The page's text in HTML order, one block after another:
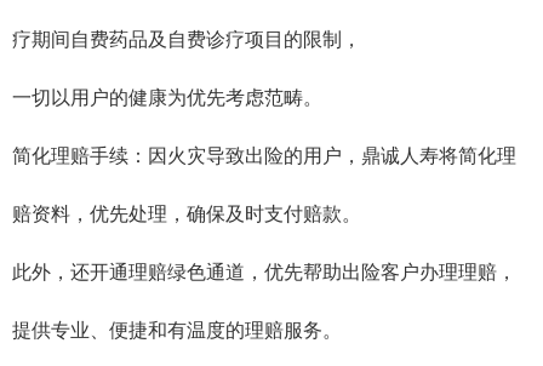
疗期间自费药品及自费诊疗项目的限制，
一切以用户的健康为优先考虑范畴。
简化理赔手续‌：因火灾导致出险的用户，鼎诚人寿将简化理
赔资料，优先处理，确保及时支付赔款。
此外，还开通理赔绿色通道，优先帮助出险客户办理理赔，
提供专业、便捷和有温度的理赔服务。